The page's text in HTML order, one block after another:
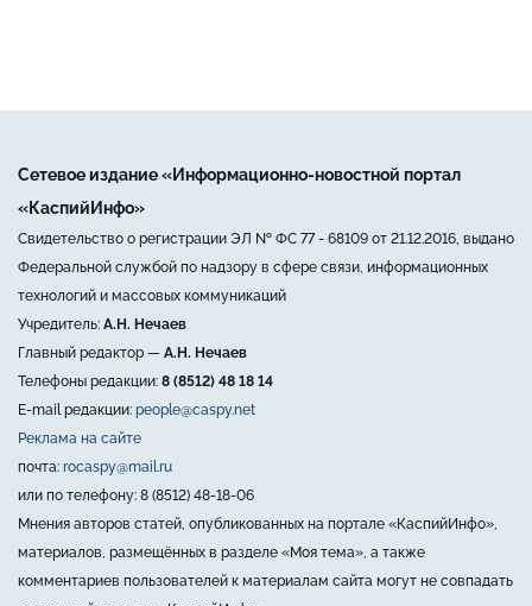
Сетевое издание «Информационно-новостной портал
«КаспийИнфо»
Свидетельство о регистрации ЭЛ № ФС 77 - 68109 от 21.12.2016, выдано
Федеральной службой по надзору в сфере связи, информационных
технологий и массовых коммуникаций
Учредитель: А.Н. Нечаев
Главный редактор — А.Н. Нечаев
Телефоны редакции: 8 (8512) 48 18 14
E-mail редакции: people@caspy.net
Реклама на сайте
почта: rocaspy@mail.ru
или по телефону: 8 (8512) 48-18-06
Мнения авторов статей, опубликованных на портале «КаспийИнфо»,
материалов, размещённых в разделе «Моя тема», а также
комментариев пользователей к материалам сайта могут не совпадать